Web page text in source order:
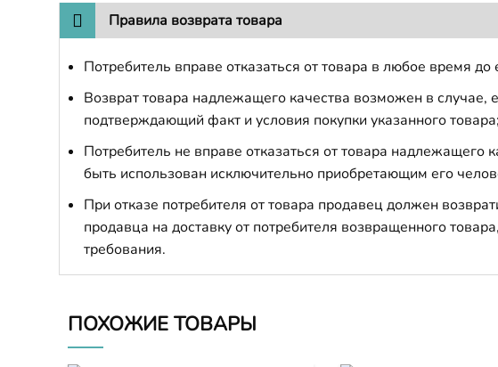
Правила возврата товара
Потребитель вправе отказаться от товара в любое время
Возврат товара надлежащего качества возможен в случае,
подтверждающий факт и условия покупки указанного товара;
Потребитель не вправе отказаться от товара
быть использован исключительно приобретающим его
При отказе потребителя от товара продавец должен
продавца на доставку от потребителя возвращенного
требования.
ПОХОЖИЕ ТОВАРЫ